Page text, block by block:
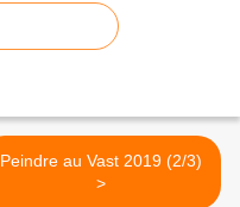
Peindre au Vast 2019 (2/3)
>